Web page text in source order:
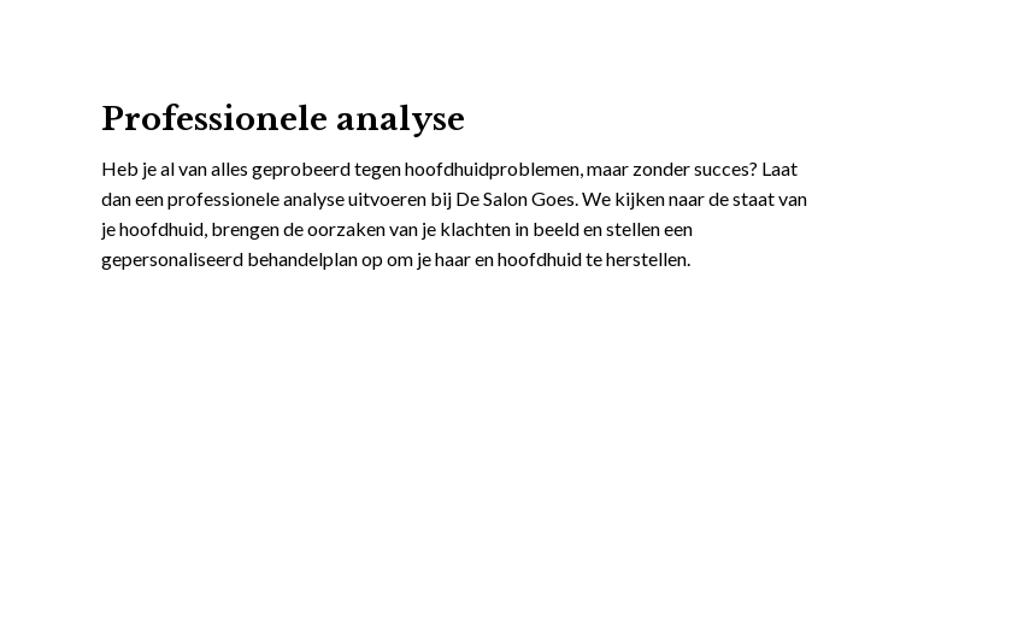
Professionele analyse
Heb je al van alles geprobeerd tegen hoofdhuidproblemen, maar zonder succes? Laat
dan een professionele analyse uitvoeren bij De Salon Goes. We kijken naar de staat van
je hoofdhuid, brengen de oorzaken van je klachten in beeld en stellen een
gepersonaliseerd behandelplan op om je haar en hoofdhuid te herstellen.